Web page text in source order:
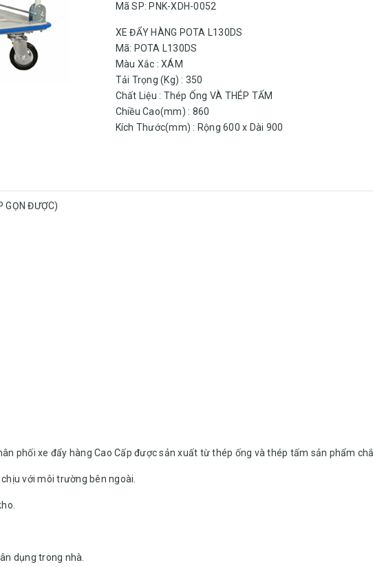
Mã SP: PNK-XDH-0052
XE ĐẨY HÀNG POTA L130DS
Mã: POTA L130DS
Màu Xắc : XÁM
Tải Trọng (Kg) : 350
Chất Liệu : Thép Ống VÀ THÉP TẤM
Chiều Cao(mm) : 860
Kích Thước(mm) : Rộng 600 x Dài 900
GỌN ĐƯỢC)
phối xe đẩy hàng Cao Cấp được sản xuất từ thép ống và thép tấm sản phẩm
với môi trường bên ngoài.
dụng trong nhà.